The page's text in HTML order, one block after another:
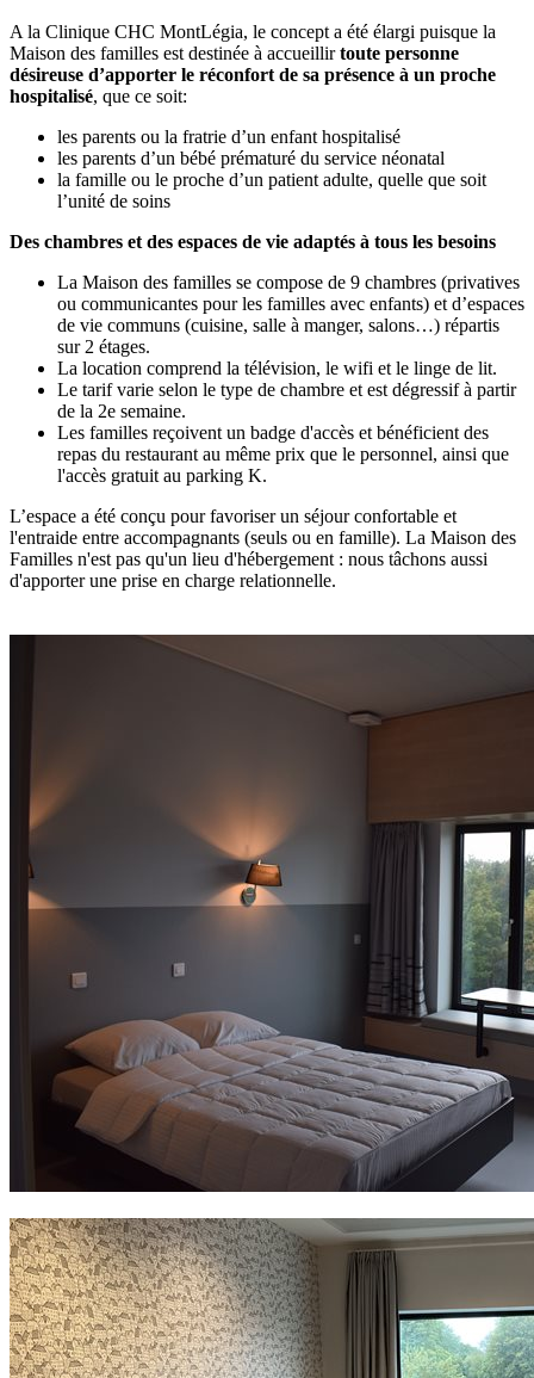
A la Clinique CHC MontLégia, le concept a été élargi puisque la
Maison des familles est destinée à accueillirtoute personne
désireuse d’apporter le réconfort de sa présence à un proche
hospitalisé, que ce soit:
les parents ou la fratrie d’un enfant hospitalisé
les parents d’un bébé prématuré du service néonatal
la famille ou le proche d’un patient adulte, quelle que soit
l’unité de soins
Des chambres et des espaces de vie adaptés à tous les besoins
La Maison des familles se compose de 9 chambres (privatives
ou communicantes pour les familles avec enfants) et d’espaces
de vie communs (cuisine, salle à manger, salons…) répartis
sur 2 étages.
La location comprend la télévision, le wifi et le linge de lit.
Le tarif varie selon le type de chambre et est dégressif à partir
de la 2e semaine.
Les familles reçoivent un badge d'accès et bénéficient des
repas du restaurant au même prix que le personnel, ainsi que
l'accès gratuit au parking K.
L’espace a été conçu pour favoriser un séjour confortable et
l'entraide entre accompagnants (seuls ou en famille). La Maison des
Familles n'est pas qu'un lieu d'hébergement : nous tâchons aussi
d'apporter une prise en charge relationnelle.